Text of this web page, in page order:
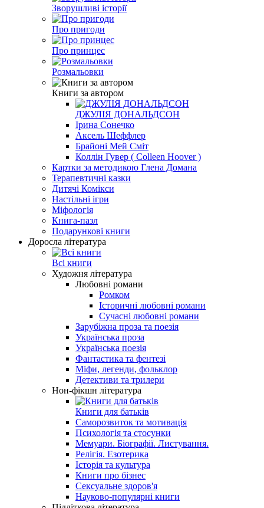
Зворушливі історії
Про пригоди
Про принцес
Розмальовки
Книги за автором
ДЖУЛІЯ ДОНАЛЬДСОН
Ірина Сонечко
Аксель Шеффлер
Брайоні Мей Сміт
Коллін Гувер ( Colleen Hoover )
Картки за методикою Глена Домана
Терапевтичні казки
Дитячі Комікси
Настільні ігри
Міфологія
Книга-пазл
Подарункові книги
Доросла література
Всі книги
Художня література
Любовні романи
Ромком
Історичні любовні романи
Сучасні любовні романи
Зарубіжна проза та поезія
Українська проза
Українська поезія
Фантастика та фентезі
Міфи, легенди, фольклор
Детективи та трилери
Нон-фікшн література
Книги для батьків
Саморозвиток та мотивація
Психологія та стосунки
Мемуари. Біографії. Листування.
Релігія. Езотерика
Історія та культура
Книги про бізнес
Сексуальне здоров'я
Науково-популярні книги